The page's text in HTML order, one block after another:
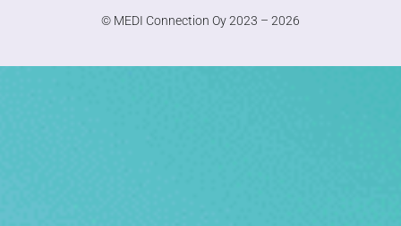
© MEDI Connection Oy 2023 – 2026